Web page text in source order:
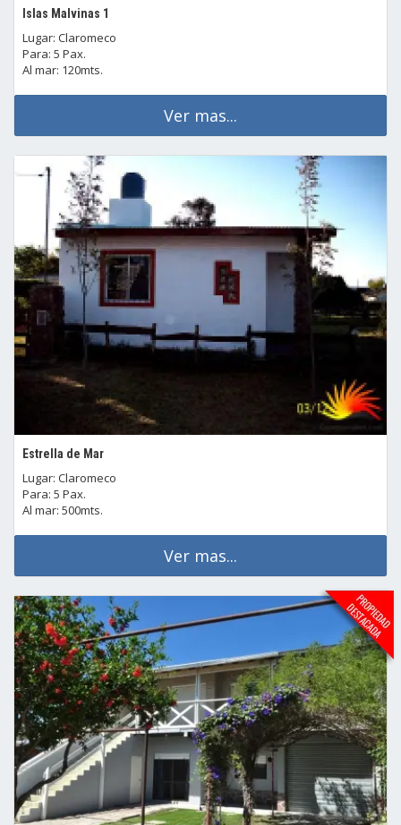
Islas Malvinas 1
Lugar: Claromeco
Para: 5 Pax.
Al mar: 120mts.
Ver mas...
Estrella de Mar
Lugar: Claromeco
Para: 5 Pax.
Al mar: 500mts.
Ver mas...